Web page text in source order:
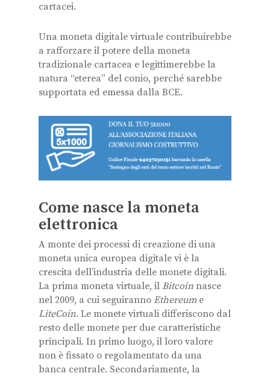
cartacei.
Una moneta digitale virtuale contribuirebbe
a rafforzare il potere della moneta
tradizionale cartacea e legittimerebbe la
natura “eterea” del conio, perché sarebbe
supportata ed emessa dalla BCE.
Come nasce la moneta
elettronica
A monte dei processi di creazione di una
moneta unica europea digitale vi è la
crescita dell’industria delle monete digitali.
La prima moneta virtuale, il Bitcoin nasce
nel 2009, a cui seguiranno Ethereum e
LiteCoin. Le monete virtuali differiscono dal
resto delle monete per due caratteristiche
principali. In primo luogo, il loro valore
non è fissato o regolamentato da una
banca centrale. Secondariamente, la